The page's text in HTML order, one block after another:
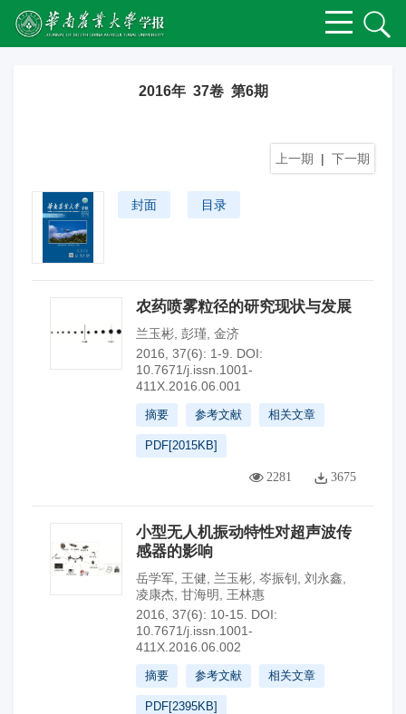
2016年 37卷 第6期
上一期 | 下一期
封面 目录
农药喷雾粒径的研究现状与发展
兰玉彬 彭瑾 金济
2016, 37(6): 1-9.
DOI:
10.7671/j.issn.1001-
411X.2016.06.001
摘要 参考文献 相关文章
PDF[2015KB]
2281 3675
小型无人机振动特性对超声波传
感器的影响
岳学军 王健 兰玉彬 岑振钊 刘永鑫
凌康杰 甘海明
王林惠
2016, 37(6): 10-15.
DOI:
10.7671/j.issn.1001-
411X.2016.06.002
摘要 参考文献 相关文章
PDF[2395KB]